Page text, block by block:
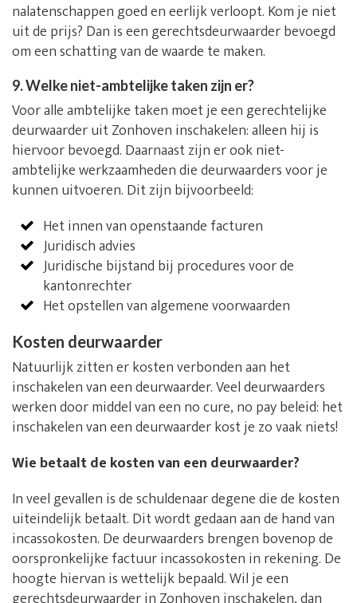
nalatenschappen goed en eerlijk verloopt. Kom je niet
uit de prijs? Dan is een gerechtsdeurwaarder bevoegd
om een schatting van de waarde te maken.
9. Welke niet-ambtelijke taken zijn er?
Voor alle ambtelijke taken moet je een gerechtelijke
deurwaarder uit Zonhoven inschakelen: alleen hij is
hiervoor bevoegd. Daarnaast zijn er ook niet-
ambtelijke werkzaamheden die deurwaarders voor je
kunnen uitvoeren. Dit zijn bijvoorbeeld:
Het innen van openstaande facturen
Juridisch advies
Juridische bijstand bij procedures voor de
kantonrechter
Het opstellen van algemene voorwaarden
Kosten deurwaarder
Natuurlijk zitten er kosten verbonden aan het
inschakelen van een deurwaarder. Veel deurwaarders
werken door middel van een no cure, no pay beleid: het
inschakelen van een deurwaarder kost je zo vaak niets!
Wie betaalt de kosten van een deurwaarder?
In veel gevallen is de schuldenaar degene die de kosten
uiteindelijk betaalt. Dit wordt gedaan aan de hand van
incassokosten. De deurwaarders brengen bovenop de
oorspronkelijke factuur incassokosten in rekening. De
hoogte hiervan is wettelijk bepaald. Wil je een